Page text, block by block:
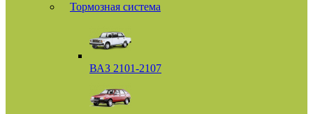
Тормозная система
ВАЗ 2101-2107